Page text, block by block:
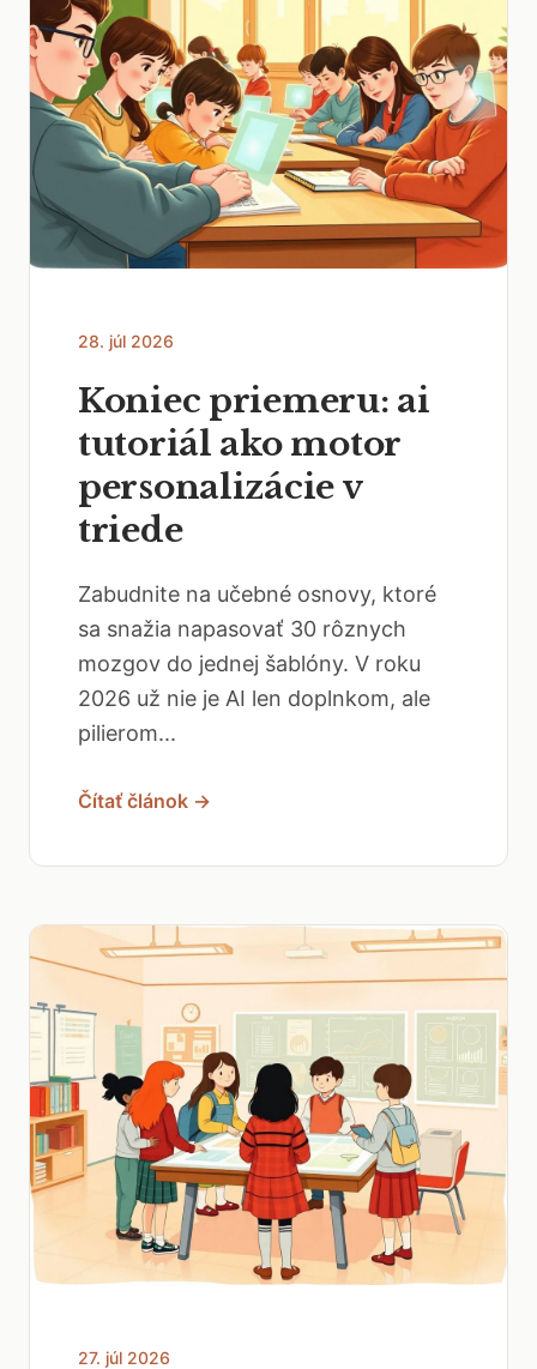
28. júl 2026
Koniec priemeru: ai
tutoriál ako motor
personalizácie v
triede
Zabudnite na učebné osnovy, ktoré
sa snažia napasovať 30 rôznych
mozgov do jednej šablóny. V roku
2026 už nie je AI len doplnkom, ale
pilierom...
Čítať článok →
27. júl 2026